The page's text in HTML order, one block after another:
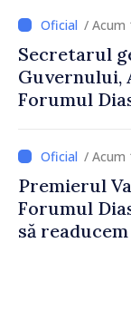
despre
al Republicii
/ Acum
Secretarul
Guvernului,
Forumul
construi
puternice”
/ Acum
Premierul
Forumul
să